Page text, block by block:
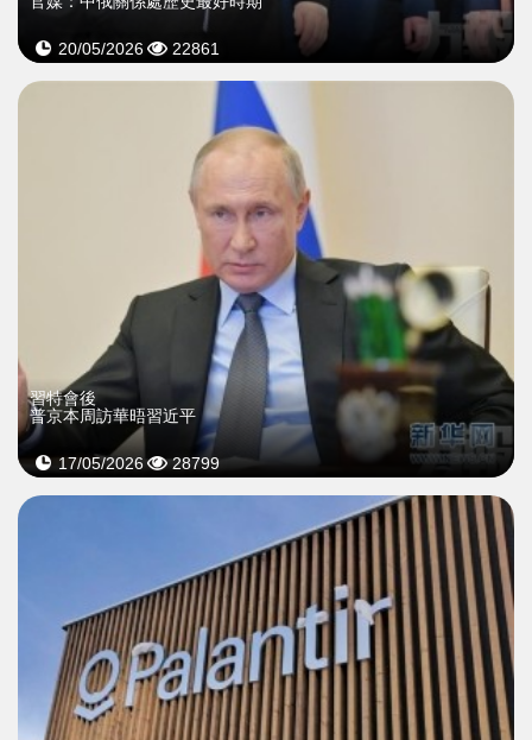
20/05/2026 22861
習特會後
普京本周訪華晤習近平
17/05/2026 28799